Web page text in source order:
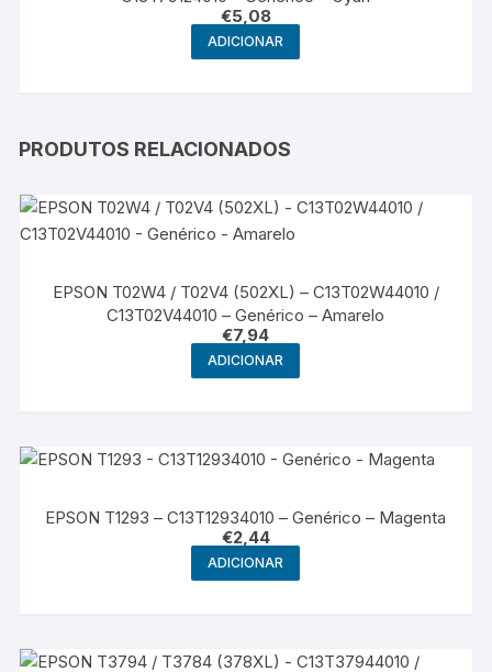
€5,08
ADICIONAR
PRODUTOS RELACIONADOS
EPSON T02W4 / T02V4 (502XL) – C13T02W44010 /
C13T02V44010 – Genérico – Amarelo
€7,94
ADICIONAR
EPSON T1293 – C13T12934010 – Genérico – Magenta
€2,44
ADICIONAR